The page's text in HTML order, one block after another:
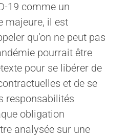
19 comme un
majeure, il est
qu’on ne peut pas
pourrait être
pour se libérer de
et de se
responsabilités
obligation
analysée sur une